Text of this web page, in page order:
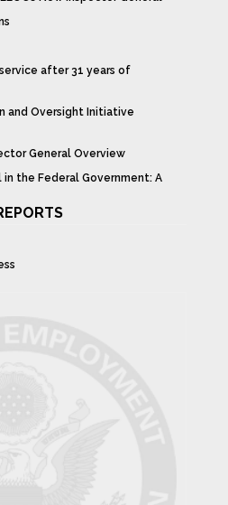
after 31 years of
and Oversight Initiative
General Overview
the Federal Government: A